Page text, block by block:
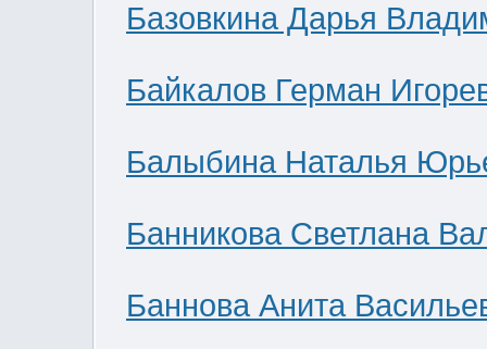
Базовкина Дарья
Байкалов Герман
Балыбина Наталья
Банникова Светлана
Баннова Анита